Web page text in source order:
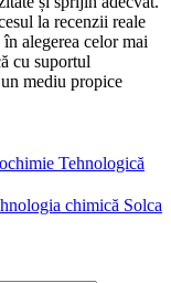
la recenzii reale
alegerea celor mai
cu suportul
mediu propice
Tehnologică
chimică Solca